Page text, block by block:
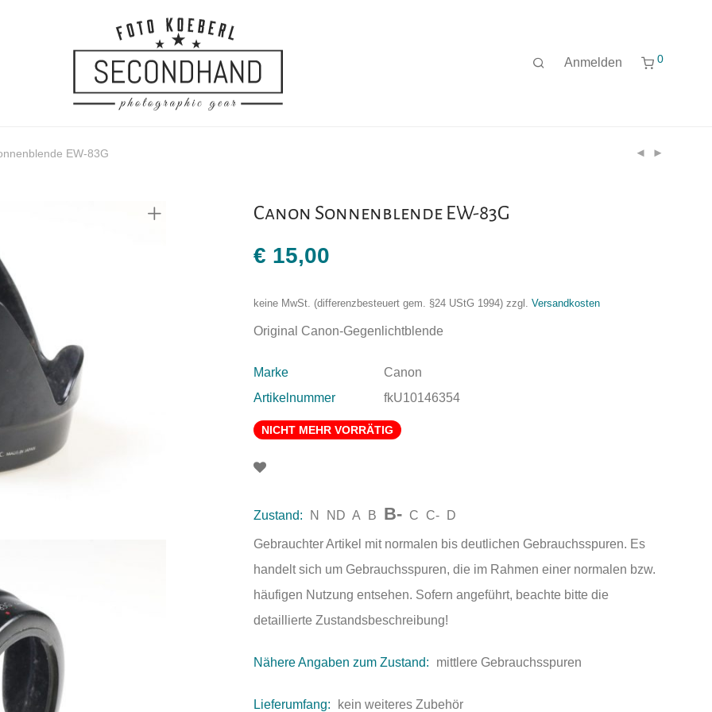
Anmelden 0
EW-83G
Canon Sonnenblende EW-83G
€ 15,00
keine MwSt. (differenzbesteuert gem. §24 UStG 1994) zzgl. Versandkosten
Original Canon-Gegenlichtblende
Marke
Canon
Artikelnummer
fkU10146354
NICHT MEHR VORRÄTIG
Zustand: N ND A B B- C C- D
Gebrauchter Artikel mit normalen bis deutlichen Gebrauchsspuren. Es
handelt sich um Gebrauchsspuren, die im Rahmen einer normalen bzw.
häufigen Nutzung entsehen. Sofern angeführt, beachte bitte die
detaillierte Zustandsbeschreibung!
Nähere Angaben zum Zustand: mittlere Gebrauchsspuren
Lieferumfang: kein weiteres Zubehör